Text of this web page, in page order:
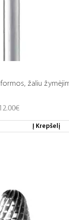
žaliu
€
Į Krepšelį